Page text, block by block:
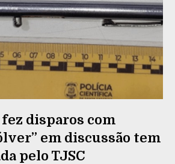
disparos com
em discussão tem
pelo TJSC